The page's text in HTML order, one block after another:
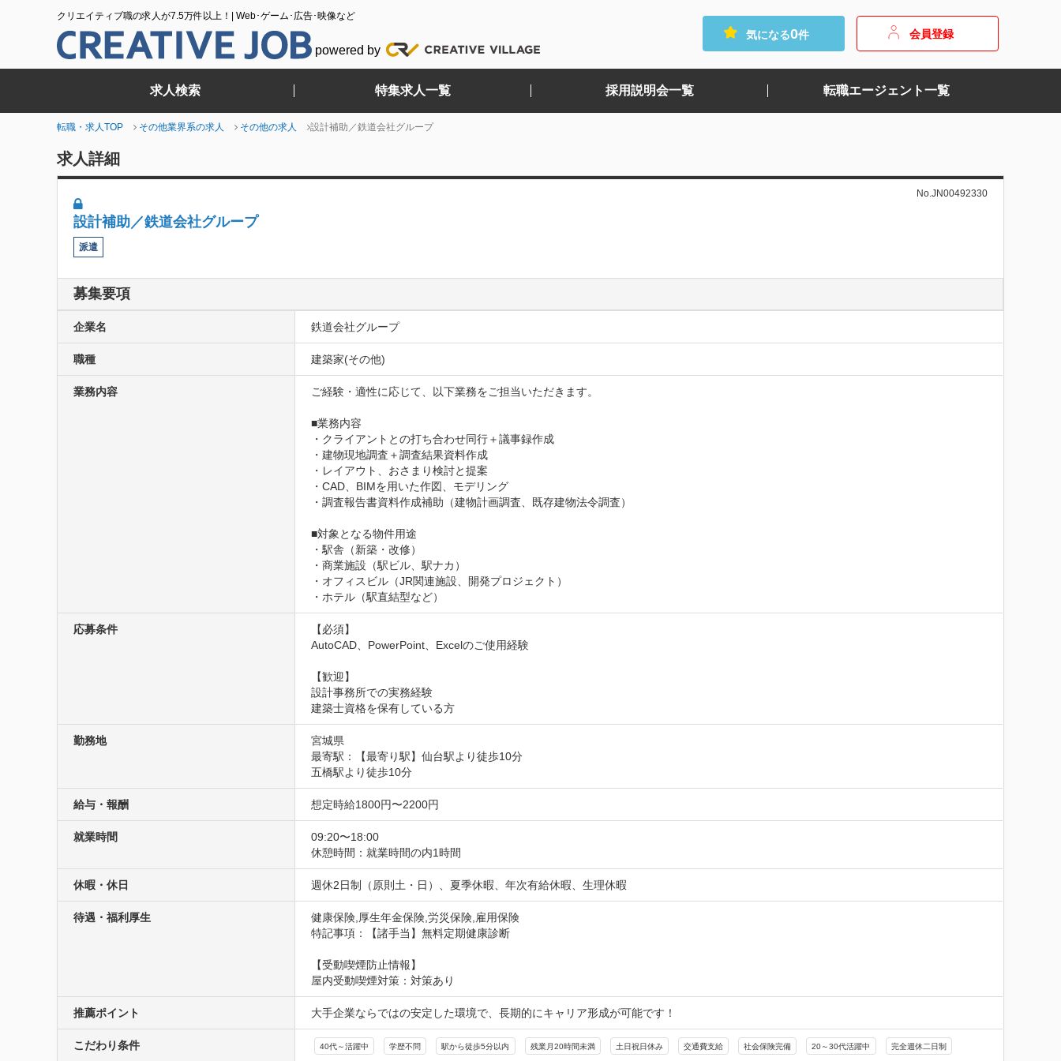
クリエイティブ職の求人が7.5万件以上！| Web･ゲーム･広告･映像など
powered by
気になる0件 会員登録
求人検索 特集求人一覧 採用説明会一覧 転職エージェント一覧
転職・求人TOP その他業界系の求人 その他の求人 設計補助／鉄道会社グループ
求人詳細
設計補助／鉄道会社グループ
No.JN00492330
派遣
募集要項
企業名 鉄道会社グループ
職種 建築家(その他)
業務内容 ご経験・適性に応じて、以下業務をご担当いただきます。
■業務内容
・クライアントとの打ち合わせ同行＋議事録作成
・建物現地調査＋調査結果資料作成
・レイアウト、おさまり検討と提案
・CAD、BIMを用いた作図、モデリング
・調査報告書資料作成補助（建物計画調査、既存建物法令調査）
■対象となる物件用途
・駅舎（新築・改修）
・商業施設（駅ビル、駅ナカ）
・オフィスビル（JR関連施設、開発プロジェクト）
・ホテル（駅直結型など）
応募条件
【必須】
AutoCAD、PowerPoint、Excelのご使用経験
【歓迎】
設計事務所での実務経験
建築士資格を保有している方
勤務地
宮城県
最寄駅：【最寄り駅】仙台駅より徒歩10分
五橋駅より徒歩10分
給与・報酬 想定時給1800円〜2200円
就業時間
09:20〜18:00
休憩時間：就業時間の内1時間
休暇・休日 週休2日制（原則土・日）、夏季休暇、年次有給休暇、生理休暇
待遇・福利厚生
健康保険,厚生年金保険,労災保険,雇用保険
特記事項：【諸手当】無料定期健康診断
【受動喫煙防止情報】
屋内受動喫煙対策：対策あり
推薦ポイント 大手企業ならではの安定した環境で、長期的にキャリア形成が可能です！
こだわり条件 40代～活躍中 学歴不問 駅から徒歩5分以内 残業月20時間未満 土日祝日休み 交通費支給 社会保険完備 20～30代活躍中 完全週休二日制